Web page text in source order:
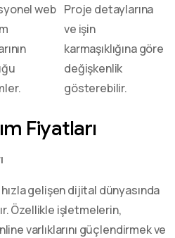
web Proje detaylarına
ve işin
karmaşıklığına göre
değişkenlik
gösterebilir.
Fiyatları
gelişen dijital dünyasında
Özellikle işletmelerin,
varlıklarını güçlendirmek ve